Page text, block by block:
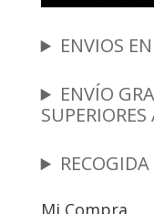
ENVIOS
ENVÍO